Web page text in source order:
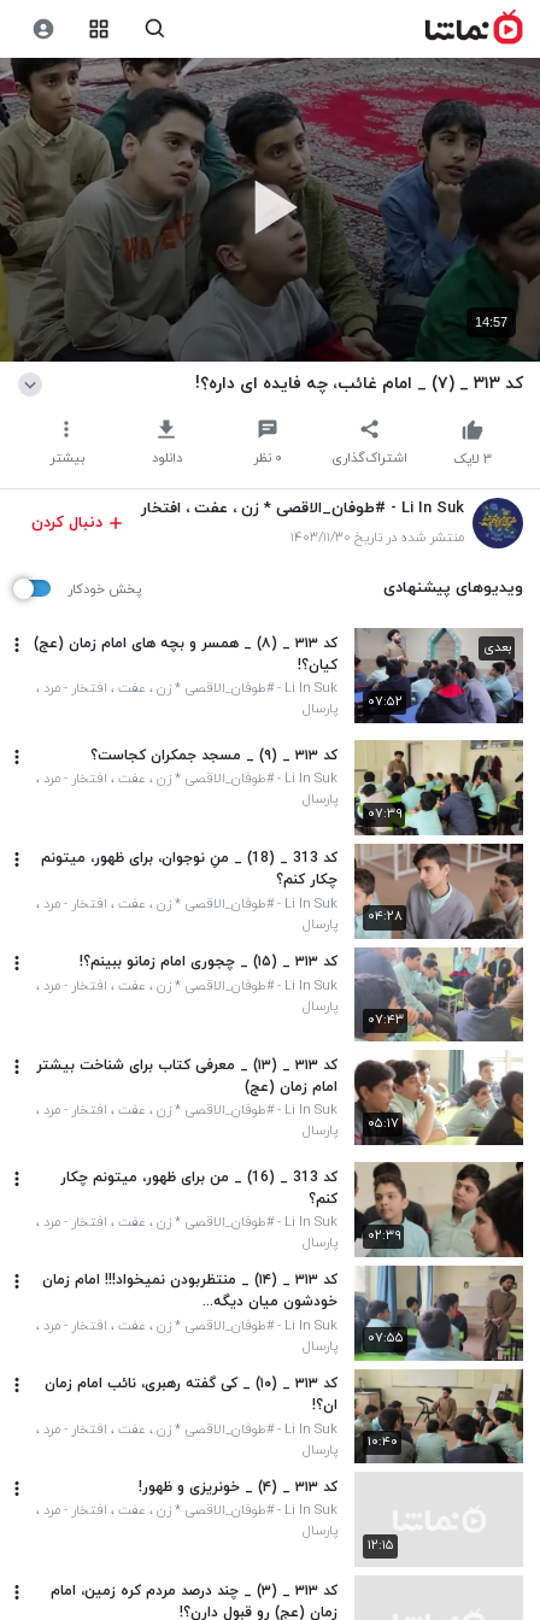
14:57
کد ۳۱۳ _ (۷) _ امام غائب، چه فایده ای داره؟!
اشتراک‌گذاری ۰ نظر دانلود بیشتر ۳ لایک
Li In Suk - #طوفان_الاقصی * زن ، عفت ، افتخار
- مرد ، عزت ، اقتدار*
منتشر شده در تاریخ ۱۴۰۳/۱۱/۳۰
دنبال کردن
ویدیوهای پیشنهادی پخش خودکار
۰۷:۵۲
بعدی
کد ۳۱۳ _ (۸) _ همسر و بچه های امام زمان (عج)
کیان؟!
Li In Suk - #طوفان_الاقصی * زن ، عفت ، افتخار - مرد ،
عزت ، اقتدار*
پارسال
۰۷:۳۹
کد ۳۱۳ _ (۹) _ مسجد جمکران کجاست؟
Li In Suk - #طوفان_الاقصی * زن ، عفت ، افتخار - مرد ،
عزت ، اقتدار*
پارسال
۰۴:۲۸
کد 313 _ (18) _ منِ نوجوان، برای ظهور، میتونم
چکار کنم؟
Li In Suk - #طوفان_الاقصی * زن ، عفت ، افتخار - مرد ،
عزت ، اقتدار*
پارسال
۰۷:۴۳
کد ۳۱۳ _ (۱۵) _ چجوری امام زمانو ببینم؟!
Li In Suk - #طوفان_الاقصی * زن ، عفت ، افتخار - مرد ،
عزت ، اقتدار*
پارسال
۰۵:۱۷
کد ۳۱۳ _ (۱۳) _ معرفی کتاب برای شناخت بیشتر
امام زمان (عج)
Li In Suk - #طوفان_الاقصی * زن ، عفت ، افتخار - مرد ،
عزت ، اقتدار*
پارسال
۰۲:۳۹
کد 313 _ (16) _ من برای ظهور، میتونم چکار
کنم؟
Li In Suk - #طوفان_الاقصی * زن ، عفت ، افتخار - مرد ،
عزت ، اقتدار*
پارسال
۰۷:۵۵
کد ۳۱۳ _ (۱۴) _ منتظربودن نمیخواد!!! امام زمان
خودشون میان دیگه...
Li In Suk - #طوفان_الاقصی * زن ، عفت ، افتخار - مرد ،
عزت ، اقتدار*
پارسال
۱۰:۴۰
کد ۳۱۳ _ (۱۰) _ کی گفته رهبری، نائب امام زمان
ان؟!
Li In Suk - #طوفان_الاقصی * زن ، عفت ، افتخار - مرد ،
عزت ، اقتدار*
پارسال
۱۲:۱۵
کد ۳۱۳ _ (۴) _ خونریزی و ظهور!
Li In Suk - #طوفان_الاقصی * زن ، عفت ، افتخار - مرد ،
عزت ، اقتدار*
پارسال
کد ۳۱۳ _ (۳) _ چند درصد مردم کره زمین، امام
زمان (عج) رو قبول دارن؟!